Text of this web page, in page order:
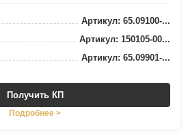
Артикул: 65.09100-...
Артикул: 150105-00...
Артикул: 65.09901-...
Получить КП
Подробнее >